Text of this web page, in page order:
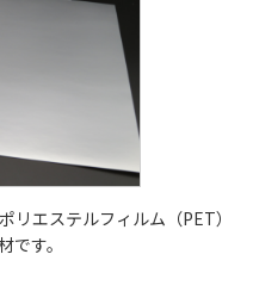
リエステルフィルム（PET）
す。